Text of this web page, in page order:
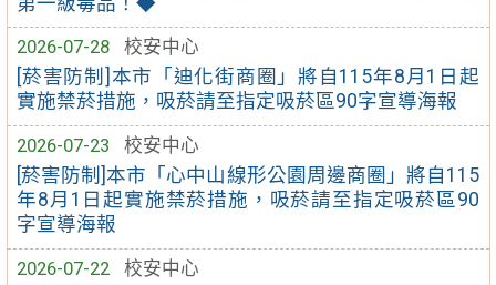
2026-07-28
校安中心
[菸害防制]本市「迪化街商圈」將自115年8月1日起
實施禁菸措施，吸菸請至指定吸菸區90字宣導海報
2026-07-23
校安中心
[菸害防制]本市「心中山線形公園周邊商圈」將自115
年8月1日起實施禁菸措施，吸菸請至指定吸菸區90
字宣導海報
2026-07-22
校安中心